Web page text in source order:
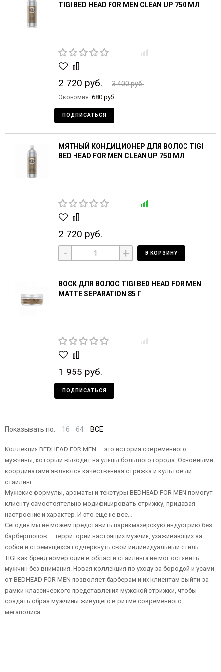
TIGI BED HEAD FOR MEN CLEAN UP 750 МЛ
2 720 руб. 3 400 руб.
Экономия: 680 руб.
ПОДПИСАТЬСЯ
МЯТНЫЙ КОНДИЦИОНЕР ДЛЯ ВОЛОС TIGI
BED HEAD FOR MEN CLEAN UP 750 МЛ
2 720 руб.
- + В КОРЗИНУ
ВОСК ДЛЯ ВОЛОС TIGI BED HEAD FOR MEN
MATTE SEPARATION 85 Г
1 955 руб.
ПОДПИСАТЬСЯ
Показывать по: 16 64 ВСЕ
Коллекция BEDHEAD FOR MEN — это история современного
мужчины, который выходит на улицы большого города. Основными
координатами являются качественная стрижка и культовый
стайлинг.
Мужские формулы, ароматы и текстуры BEDHEAD FOR MEN помогут
клиенту самостоятельно модифицировать стрижку, придавая
настроение и характер. И это еще не все…
Сегодня мы не можем представить парикмахерскую индустрию без
барбершопов – территории настоящих мужчин, ухаживающих за
собой и стремящихся подчеркнуть свой индивидуальный стиль.
TIGI как бренд номер один в области стайлинга не мог оставить
мужчин без внимания. Новая коллекция по уходу за бородой и усами
от BEDHEAD FOR MEN позволяет барберам и их клиентам выйти за
рамки классического представления мужской стрижки, чтобы
создать образ мужчины живущего в ритме современного
мегаполиса.